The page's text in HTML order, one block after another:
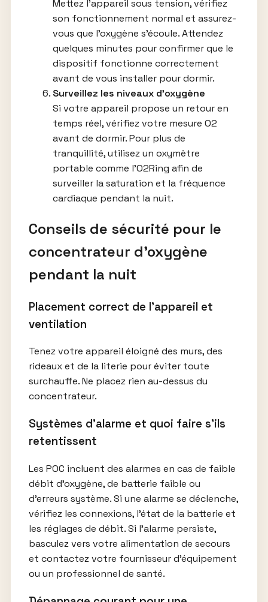
Mettez l’appareil sous tension, vérifiez
son fonctionnement normal et assurez-
vous que l’oxygène s’écoule. Attendez
quelques minutes pour confirmer que le
dispositif fonctionne correctement
avant de vous installer pour dormir.
Surveillez les niveaux d’oxygène
Si votre appareil propose un retour en
temps réel, vérifiez votre mesure O2
avant de dormir. Pour plus de
tranquillité, utilisez un oxymètre
portable comme l’O2Ring afin de
surveiller la saturation et la fréquence
cardiaque pendant la nuit.
Conseils de sécurité pour le
concentrateur d’oxygène
pendant la nuit
Placement correct de l’appareil et
ventilation
Tenez votre appareil éloigné des murs, des
rideaux et de la literie pour éviter toute
surchauffe. Ne placez rien au-dessus du
concentrateur.
Systèmes d’alarme et quoi faire s’ils
retentissent
Les POC incluent des alarmes en cas de faible
débit d’oxygène, de batterie faible ou
d’erreurs système. Si une alarme se déclenche,
vérifiez les connexions, l’état de la batterie et
les réglages de débit. Si l’alarme persiste,
basculez vers votre alimentation de secours
et contactez votre fournisseur d’équipement
ou un professionnel de santé.